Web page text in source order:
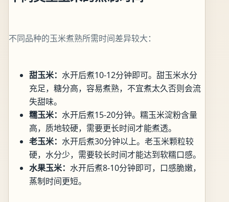
不同品种的玉米煮熟所需时间差异较大：
甜玉米： 水开后煮10-12分钟即可。甜玉米水分
充足，糖分高，容易煮熟，不宜煮太久否则会流
失甜味。
糯玉米： 水开后煮15-20分钟。糯玉米淀粉含量
高，质地较硬，需要更长时间才能煮透。
老玉米： 水开后煮30分钟以上。老玉米颗粒较
硬，水分少，需要较长时间才能达到软糯口感。
水果玉米： 水开后煮8-10分钟即可，口感脆嫩，
蒸制时间更短。